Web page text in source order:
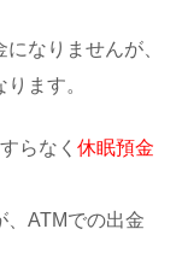
なりませんが、
ります。
らなく 休眠預金
、ATMでの出金